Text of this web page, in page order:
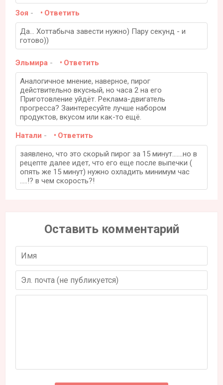
Зоя - Ответить
Да... Хоттабыча завести нужно) Пару секунд - и
готово))
Эльмира - Ответить
Аналогичное мнение, наверное, пирог
действительно вкусный, но часа 2 на его
Приготовление уйдёт. Реклама-двигатель
прогресса? Заинтересуйте лучше набором
продуктов, вкусом или как-то ещё.
Натали - Ответить
заявлено, что это скорый пирог за 15 минут.......но в
рецепте далее идет, что его еще после выпечки (
опять же 15 минут) нужно охладить минимум час
.....!? в чем скорость?!
Оставить комментарий